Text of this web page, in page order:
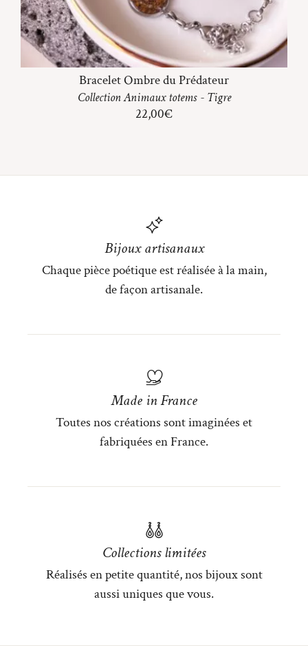
Bracelet Ombre du Prédateur
CollectionAnimaux totems - Tigre
22,00€
Bijoux artisanaux
Chaque pièce poétique est réalisée à la main,
de façon artisanale.
Made in France
Toutes nos créations sont imaginées et
fabriquées en France.
Collections limitées
Réalisés en petite quantité, nos bijoux sont
aussi uniques que vous.